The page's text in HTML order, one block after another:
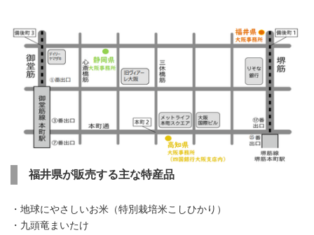
福井県が販売する主な特産品
・地球にやさしいお米（特別栽培米こしひかり）
・九頭竜まいたけ